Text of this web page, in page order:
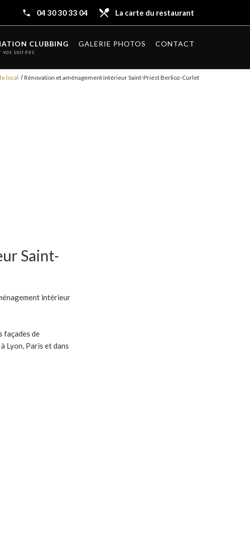
04 30 30 33 04 local_dining La carte du restaurant
CLUBBING
vos soirées
GALERIE PHOTOS CONTACT
local Rénovation et aménagement intérieur Saint-Priest Berlioz-Curlet
Saint-
intérieur
façades de
Lyon, Paris et dans